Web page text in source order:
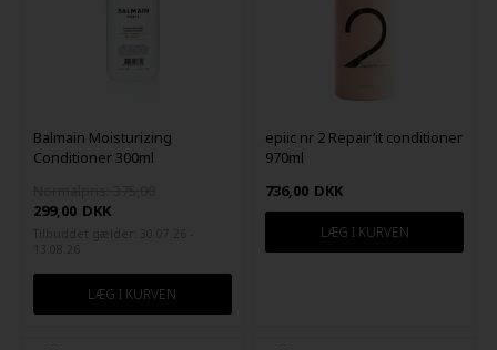
Balmain Moisturizing
Conditioner 300ml
299,00 DKK
epiic nr 2 Repair’it conditioner
970ml
736,00 DKK